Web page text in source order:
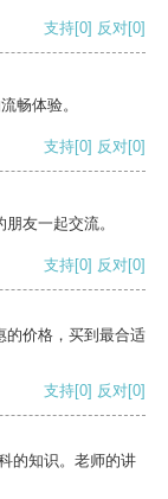
支持[0] 反对[0]
畅体验。
支持[0] 反对[0]
友一起交流。
支持[0] 反对[0]
的价格，买到最合适
支持[0] 反对[0]
的知识。老师的讲